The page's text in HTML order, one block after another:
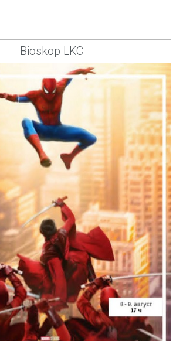
Bioskop LKC